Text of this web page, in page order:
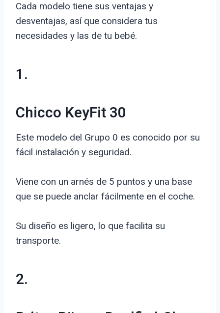
Cada modelo tiene sus ventajas y
desventajas, así que considera tus
necesidades y las de tu bebé.
1.
Chicco KeyFit 30
Este modelo del Grupo 0 es conocido por su
fácil instalación y seguridad.
Viene con un arnés de 5 puntos y una base
que se puede anclar fácilmente en el coche.
Su diseño es ligero, lo que facilita su
transporte.
2.